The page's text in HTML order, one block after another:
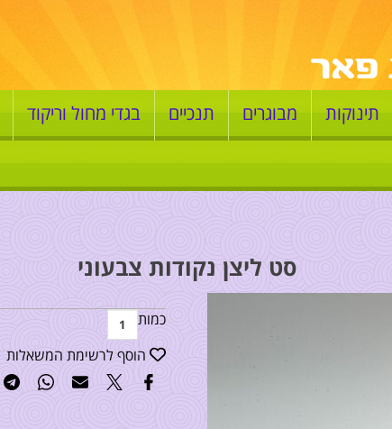
תינוקות מבוגרים תנכיים בגדי מחול וריקוד
סט ליצן נקודות צבעוני
כמות
הוסף לרשימת המשאלות